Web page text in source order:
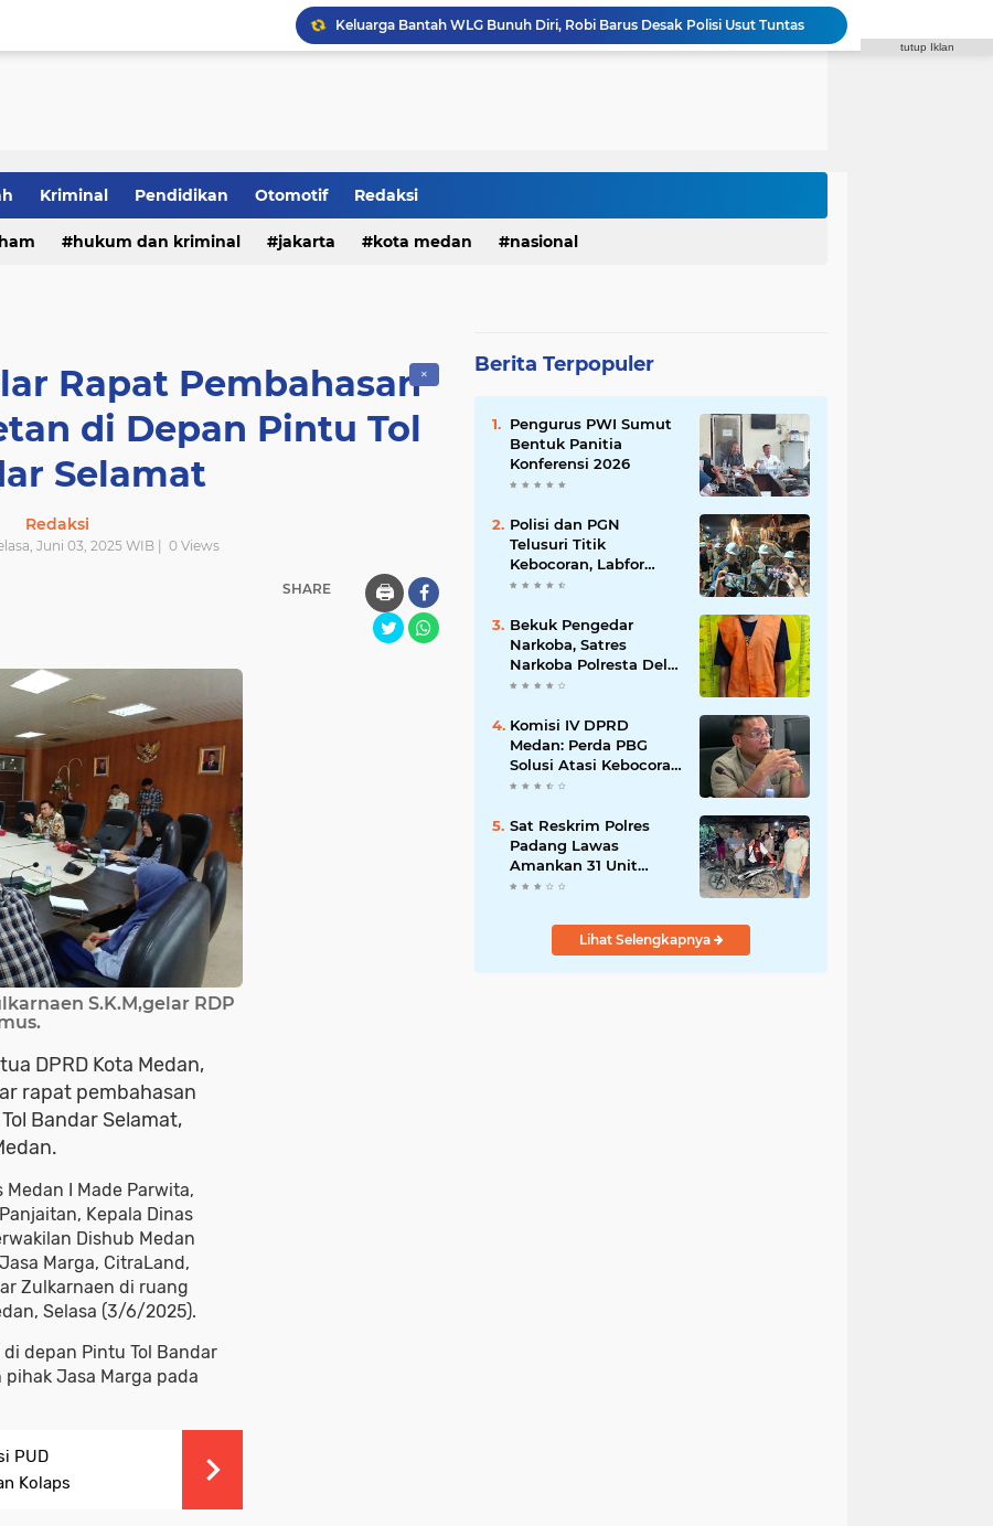
Keluarga Bantah WLG Bunuh Diri, Robi Barus Desak Polisi Usut Tuntas
Diduga Edarkan Sabu, seorang laki-laki Ditangkap di Rumah Kosong, Polisi Sita Timbangan Digital dan Puluhan Plastik Klip
Syaiful Ramadhan: ASN Harus Siap Melayani Masyarakat Dalam Kondisi Apa Pun
Kriminal Pendidikan Otomotif Redaksi
hukum dan kriminal jakarta kota medan nasional
✕
Rapat Pembahasan
di Depan Pintu Tol
Selamat
Redaksi
Juni 03, 2025 WIB | 0 Views
SHARE 🖨️
S.K.M,gelar RDP
DPRD Kota Medan,
rapat pembahasan
Bandar Selamat,
I Made Parwita,
Kepala Dinas
Dishub Medan
Marga, CitraLand,
Zulkarnaen di ruang
Selasa (3/6/2025).
depan Pintu Tol Bandar
Jasa Marga pada
PUD
Kolaps
Berita Terpopuler
Pengurus PWI Sumut
Bentuk Panitia
Konferensi 2026
Polisi dan PGN
Telusuri Titik
Kebocoran, Labfor
Pastikan Ledakan
Akumulasi Gas
Bekuk Pengedar
Narkoba, Satres
Narkoba Polresta Deli
Serdang amankan
Komisi IV DPRD
Medan: Perda PBG
Solusi Atasi Kebocoran
PAD dan Birokrasi
Sat Reskrim Polres
Padang Lawas
Amankan 31 Unit
Sepeda Motor Diduga
Rumah Warga di Pasar
Lihat Selengkapnya
tutup Iklan